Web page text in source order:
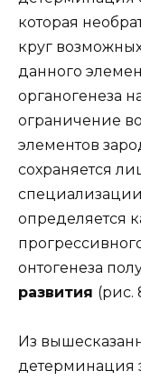
которая
круг
данного
органогенеза
ограничение
элементов
сохраняется
определяется
онтогенеза
развития (рис.
Из
детерминация